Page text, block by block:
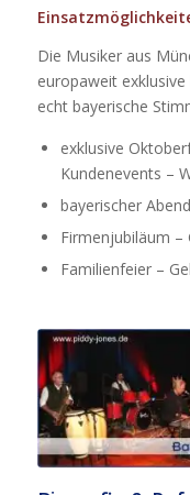
Die Musiker aus
europaweit
echt bayerische
exklusive
Kundenevents –
bayerischer
Firmenjubiläum –
Familienfeier –